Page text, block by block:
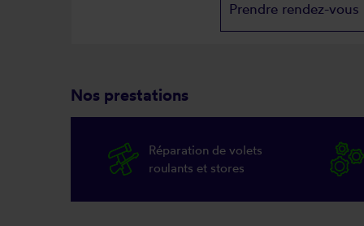
Prendre rendez-vous
Nos prestations
Réparation de volets
roulants et stores